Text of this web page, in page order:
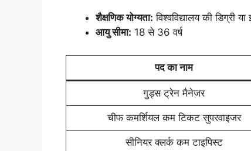
शैक्षणिक योग्यता: विश्वविद्यालय की डिग्री
आयु सीमा: 18 से 36 वर्ष
पद का नाम
गुड्स ट्रेन मैनेजर
चीफ कमर्शियल कम टिकट सुपरवाइजर
सीनियर क्लर्क कम टाइपिस्ट